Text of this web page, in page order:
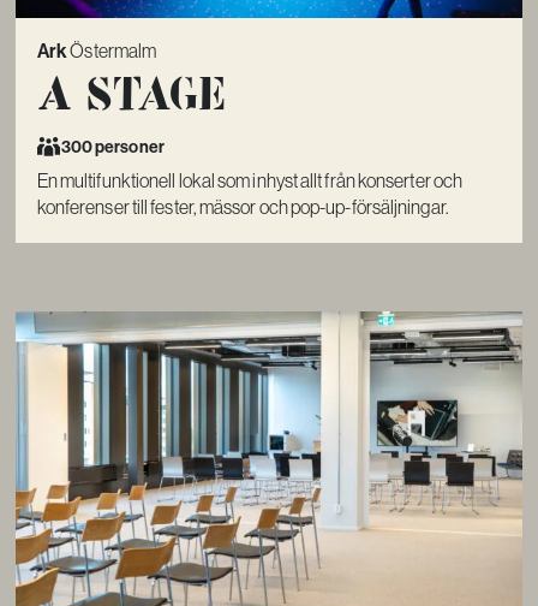
ArkÖstermalm
A Stage
300 personer
En multifunktionell lokal som inhyst allt från konserter och
konferenser till fester, mässor och pop-up-försäljningar.